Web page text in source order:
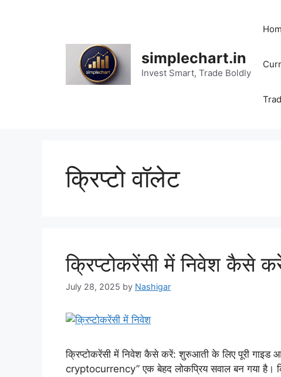
simplechart.in
Invest Smart, Trade Boldly
क्रिप्टो वॉलेट
क्रिप्टोकरेंसी में निवेश कैसे
July 28, 2025 by Nashigar
क्रिप्टोकरेंसी में निवेश कैसे करें: शुरुआती के लिए पूरी
cryptocurrency” एक बेहद लोकप्रिय सवाल बन गया है।